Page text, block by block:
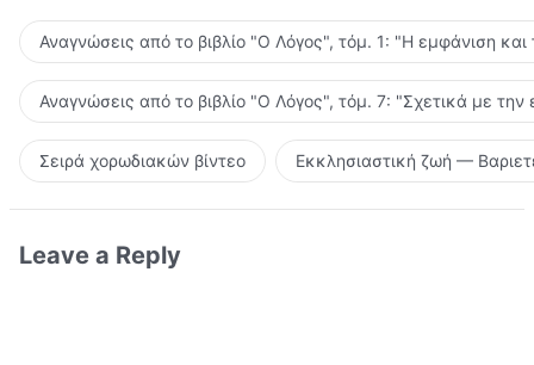
Αναγνώσεις από το βιβλίο "Ο Λόγος", τόμ. 1: "Η εμφάνιση
Αναγνώσεις από το βιβλίο "Ο Λόγος", τόμ. 7: "Σχετικά με την
Σειρά χορωδιακών βίντεο Εκκλησιαστική ζωή —
Leave a Reply